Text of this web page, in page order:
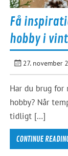
Få
hobby i
27. november
Har du brug
hobby? Når
tidligt […]
CONTINUE